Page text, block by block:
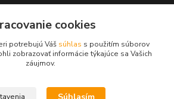
cookies
potrebujú Váš súhlas s použitím súborov
zobrazovať informácie týkajúce sa Vašich
záujmov.